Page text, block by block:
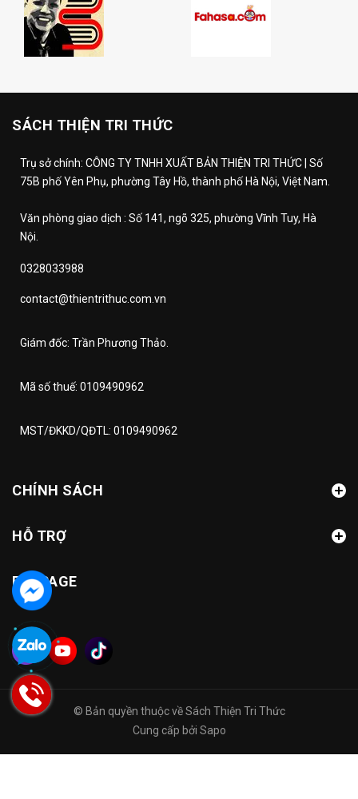
SÁCH THIỆN TRI THỨC
Trụ sở chính: CÔNG TY TNHH XUẤT BẢN THIỆN TRI THỨC | Số
75B phố Yên Phụ, phường Tây Hồ, thành phố Hà Nội, Việt Nam.
Văn phòng giao dịch : Số 141, ngõ 325, phường Vĩnh Tuy, Hà
Nội.
0328033988
contact@thientrithuc.com.vn
Giám đốc: Trần Phương Thảo.
Mã số thuế: 0109490962
MST/ĐKKD/QĐTL: 0109490962
CHÍNH SÁCH
HỖ TRỢ
FANPAGE
© Bản quyền thuộc vềSách Thiện Tri Thức
Cung cấp bởi Sapo